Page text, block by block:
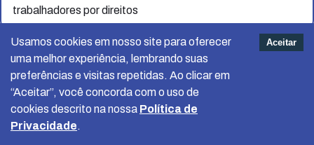
trabalhadores por direitos
José Prates
Vice-Presidente para América Latina - ABM - Associação
Brasileira de Municípios
Usamos cookies em nosso site para oferecer
uma melhor experiência, lembrando suas
preferências e visitas repetidas. Ao clicar em
“Aceitar”, você concorda com o uso de
cookies descrito na nossa Política de
Privacidade.
Aceitar